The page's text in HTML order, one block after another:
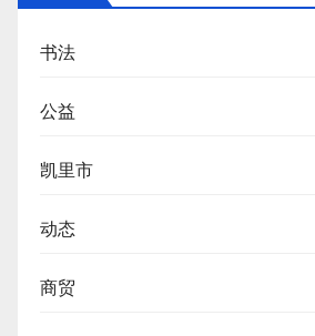
书法
公益
凯里市
动态
商贸